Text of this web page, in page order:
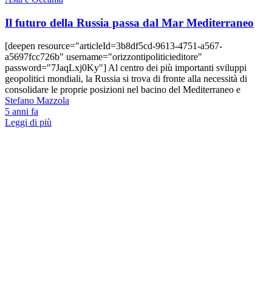
Il futuro della Russia passa dal Mar Mediterraneo
[deepen resource="articleId=3b8df5cd-9613-4751-a567-
a5697fcc726b" username="orizzontipoliticieditore"
password="7JaqLxj0Ky"] Al centro dei più importanti sviluppi
geopolitici mondiali, la Russia si trova di fronte alla necessità di
consolidare le proprie posizioni nel bacino del Mediterraneo e
Stefano Mazzola
5 anni fa
Leggi di più